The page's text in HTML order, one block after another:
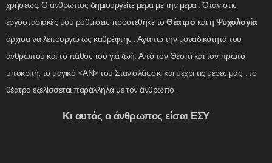
χρήσεως. Ο άνθρωπος δημιουργείτε μέρα με την μέρα . Όταν στις
εργοστασιακές μου ρυθμίσεις προστέθηκε τοΘέατρο και η Ψυχολογία
άρχισα να λειτουργώ ως καθρέφτης . Αγαπώ την μοναδικότητα του
ανθρώπου και το πάθος του για ζωή. Από τον Θέσπι και τον πρώτο
υποκριτή, το μαγικό <ΑΝ> του Στανισλάφσκι και μέχρι τις μέρες μας ...το
θέατρο εξελίσσεται παράλληλα με τον άνθρωπο .
Κι αυτός ο άνθρωπος είσαι ΕΣΥ